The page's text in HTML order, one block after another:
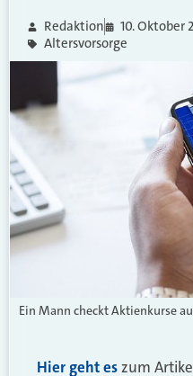
Redaktion 10. Oktober
Altersvorsorge
Ein Mann checkt Aktienkurse
Hier geht eszum